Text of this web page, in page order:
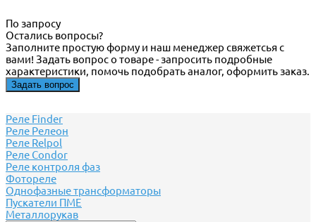
По запросу
Остались вопросы?
Заполните простую форму и наш менеджер свяжетсья с
вами! Задать вопрос о товаре - запросить подробные
характеристики, помочь подобрать аналог, оформить заказ.
Задать вопрос
Реле Finder
Реле Релеон
Реле Relpol
Реле Сondor
Реле контроля фаз
Фотореле
Однофазные трансформаторы
Пускатели ПМЕ
Металлорукав